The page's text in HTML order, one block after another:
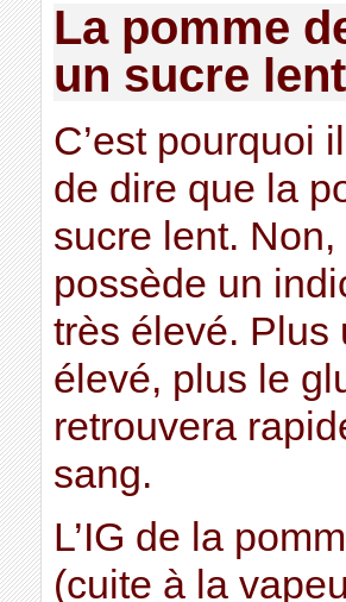
La pomme
un sucre lent
C’est pourquoi
de dire que la
sucre lent.
possède un
très élevé. Plus
élevé, plus le
retrouvera
sang.
L’IG de la
(cuite à la